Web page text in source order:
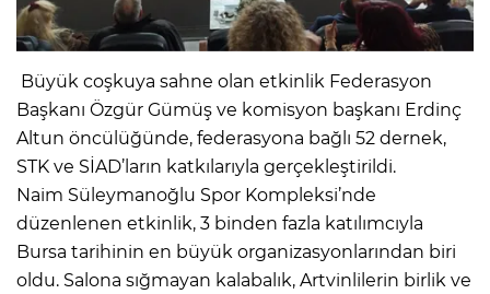
Büyük coşkuya sahne olan etkinlik Federasyon
Başkanı Özgür Gümüş ve komisyon başkanı Erdinç
Altun öncülüğünde, federasyona bağlı 52 dernek,
STK ve SİAD’ların katkılarıyla gerçekleştirildi.
Naim Süleymanoğlu Spor Kompleksi’nde
düzenlenen etkinlik, 3 binden fazla katılımcıyla
Bursa tarihinin en büyük organizasyonlarından biri
oldu. Salona sığmayan kalabalık, Artvinlilerin birlik ve